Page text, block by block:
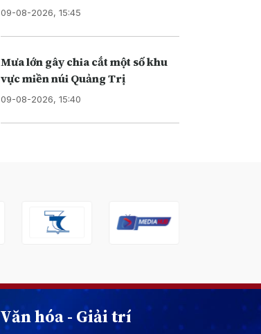
09-08-2026, 15:45
Mưa lớn gây chia cắt một số khu
vực miền núi Quảng Trị
09-08-2026, 15:40
Văn hóa - Giải trí